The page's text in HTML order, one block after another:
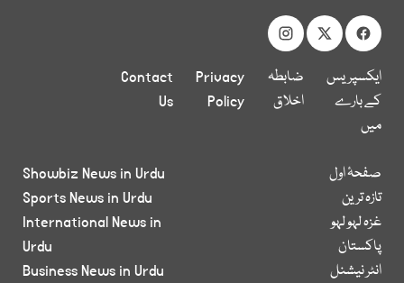
ایکسپریس
کے بارے
میں
ضابطہ
اخلاق
Privacy
Policy
Contact
Us
صفحۂ اول
تازہ ترین
غزہ لہو لہو
پاکستان
انٹر نیشنل
Showbiz News in Urdu
Sports News in Urdu
International News in
Urdu
Business News in Urdu